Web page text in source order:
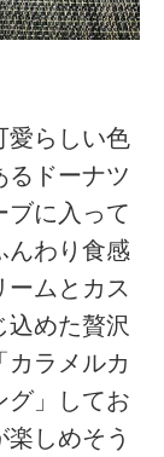
愛らしい色
るドーナツ
ブに入って
んわり食感
ムとカス
込めた贅沢
ラメルカ
グ」してお
しめそう